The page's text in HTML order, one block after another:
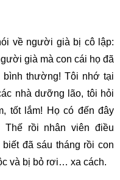
về người già bị cô lập:
già mà con cái họ đã
bình thường! Tôi nhớ tại
nhà dưỡng lão, tôi hỏi
tốt lắm! Họ có đến đây
Thế rồi nhân viên điều
đã sáu tháng rồi con
và bị bỏ rơi… xa cách.